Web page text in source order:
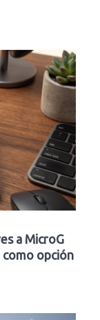
a MicroG
opción